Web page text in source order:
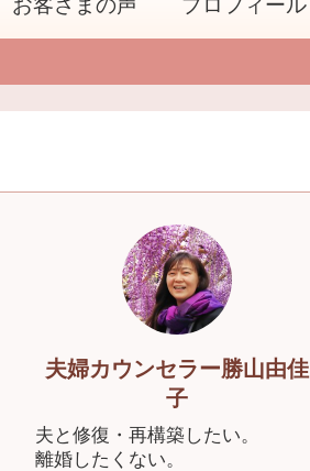
お客さまの声 プロフィール
夫婦カウンセラー勝山由佳
子
夫と修復・再構築したい。
離婚したくない。